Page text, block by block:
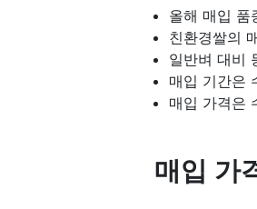
올해 매입 품
친환경쌀의
일반벼 대비
매입 기간은
매입 가격은
매입 가